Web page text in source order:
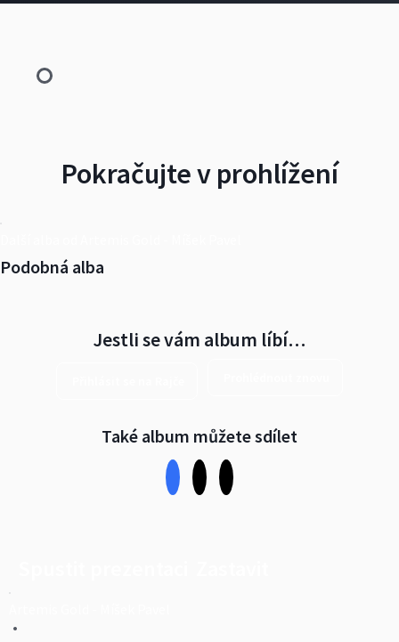
Pokračujte v prohlížení
Podobná alba
Jestli se vám album líbí…
Také album můžete sdílet
•